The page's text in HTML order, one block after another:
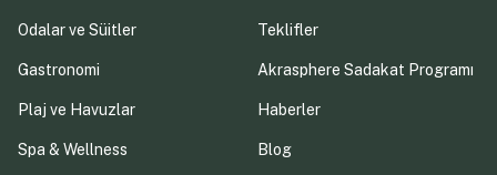
Odalar ve Süitler
Gastronomi
Plaj ve Havuzlar
Spa & Wellness
Teklifler
Akrasphere Sadakat Programı
Haberler
Blog